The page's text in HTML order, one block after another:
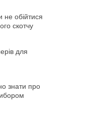
не обійтися
скотчу
для
знати про